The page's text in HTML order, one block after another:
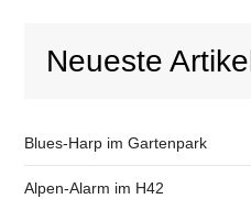
Neueste Artikel
Blues-Harp im Gartenpark
Alpen-Alarm im H42